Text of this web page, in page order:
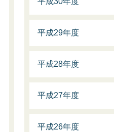
平成29年度
平成28年度
平成27年度
平成26年度